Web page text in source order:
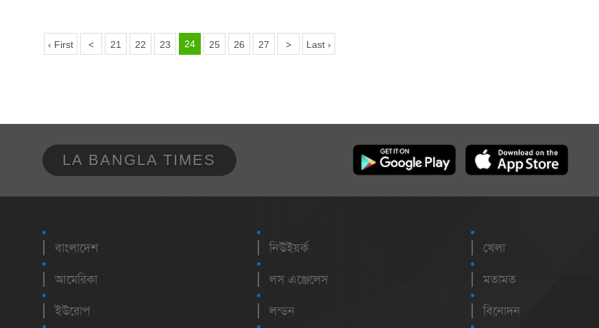
‹ First < 21 22 23 24 25 26 27 > Last ›
LA BANGLA TIMES
বাংলাদেশ
আমেরিকা
ইউরোপ
নিউইয়র্ক
লস এঞ্জেলেস
লন্ডন
খেলা
মতামত
বিনোদন